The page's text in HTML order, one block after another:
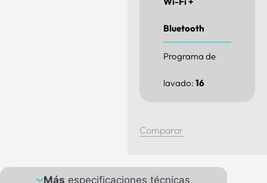
Bluetooth
Programa de
lavado: 16
Comparar
Más especificaciones técnicas